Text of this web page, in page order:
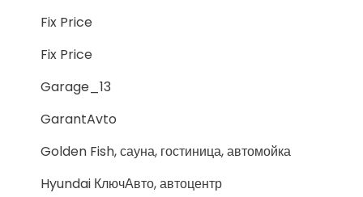
Fix Price
Fix Price
Garage_13
GarantAvto
Golden Fish, сауна, гостиница, автомойка
Hyundai КлючАвто, автоцентр